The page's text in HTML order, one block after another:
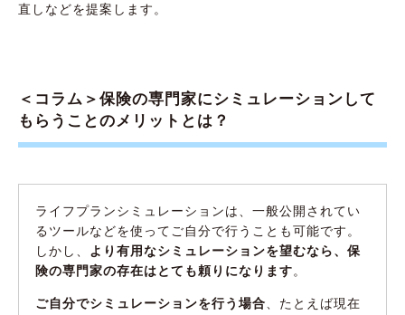
直しなどを提案します。
＜コラム＞保険の専門家にシミュレーションして
もらうことのメリットとは？
ライフプランシミュレーションは、一般公開されてい
るツールなどを使ってご自分で行うことも可能です。
しかし、 より有用なシミュレーションを望むなら、保
険の専門家の存在はとても頼りになります。
ご自分でシミュレーションを行う場合、たとえば現在